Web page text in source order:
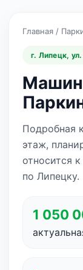
Главная /
г. Липецк,
Подробная
этаж,
относится
по Липецку.
1 050